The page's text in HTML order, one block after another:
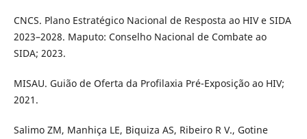
CNCS. Plano Estratégico Nacional de Resposta ao HIV e SIDA
2023–2028. Maputo: Conselho Nacional de Combate ao
SIDA; 2023.
MISAU. Guião de Oferta da Profilaxia Pré-Exposição ao HIV;
2021.
Salimo ZM, Manhiça LE, Biquiza AS, Ribeiro R V., Gotine